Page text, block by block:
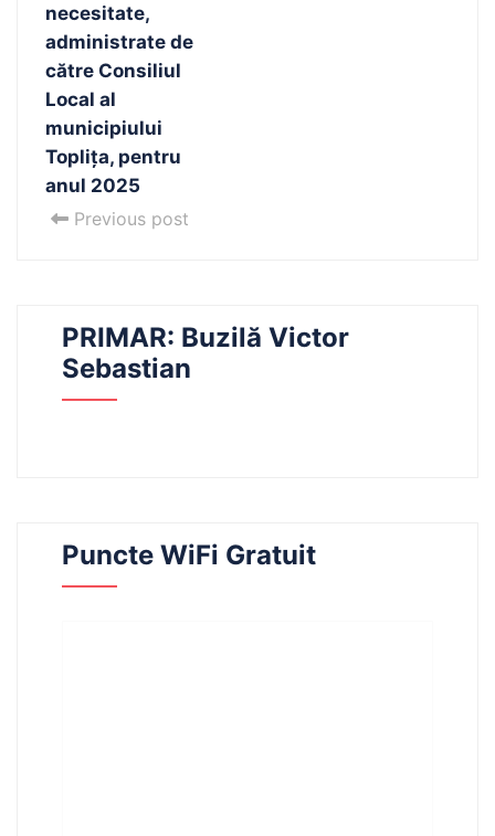
necesitate,
administrate de
către Consiliul
Local al
municipiului
Toplița, pentru
anul 2025
Previous post
PRIMAR: Buzilă Victor
Sebastian
Puncte WiFi Gratuit